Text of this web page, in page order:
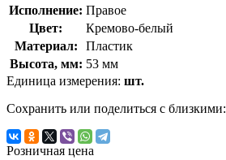
Исполнение: Правое
Цвет:
Кремово-белый
Материал:
Пластик
Высота, мм: 53 мм
Единица измерения: шт.
Сохранить или поделиться с близкими:
Розничная цена